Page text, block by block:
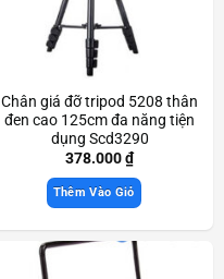
Chân giá đỡ tripod 5208 thân
đen cao 125cm đa năng tiện
dụng Scd3290
378.000₫
Thêm Vào Giỏ